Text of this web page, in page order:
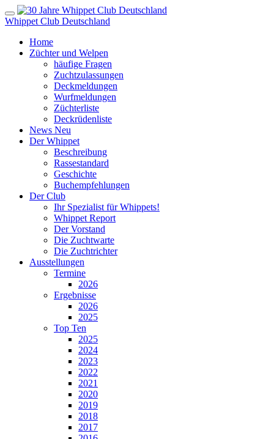
Whippet Club Deutschland
Home
Züchter und Welpen
häufige Fragen
Zuchtzulassungen
Deckmeldungen
Wurfmeldungen
Züchterliste
Deckrüdenliste
News Neu
Der Whippet
Beschreibung
Rassestandard
Geschichte
Buchempfehlungen
Der Club
Ihr Spezialist für Whippets!
Whippet Report
Der Vorstand
Die Zuchtwarte
Die Zuchtrichter
Ausstellungen
Termine
2026
Ergebnisse
2026
2025
Top Ten
2025
2024
2023
2022
2021
2020
2019
2018
2017